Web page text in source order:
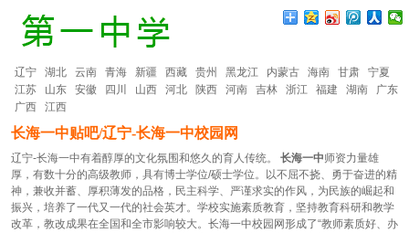
辽宁 湖北 云南 青海 新疆 西藏 贵州 黑龙江 内蒙古 海南 甘肃
宁夏
江苏
山东 安徽 四川 山西 河北 陕西 河南 吉林 浙江 福建 湖南
广东
广西
江西
长海一中贴吧/辽宁-长海一中校园网
辽宁-长海一中有着醇厚的文化氛围和悠久的育人传统。 长海一中师资力量雄
厚，有数十分的高级教师，具有博士学位/硕士学位。以不屈不挠、勇于奋进的精
神，兼收并蓄、厚积薄发的品格，民主科学、严谨求实的作风，为民族的崛起和
振兴，培养了一代又一代的社会英才。学校实施素质教育，坚持教育科研和教学
改革，教改成果在全国和全市影响较大。长海一中校园网形成了“教师素质好、办